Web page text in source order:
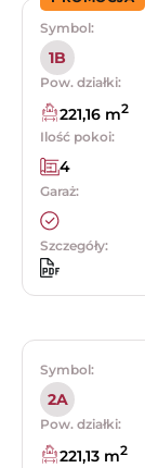
Symbol:
1B
Pow. działki:
221,16 m2
Ilość pokoi:
4
Garaż:
Szczegóły:
Symbol:
2A
Pow. działki:
221,13 m2